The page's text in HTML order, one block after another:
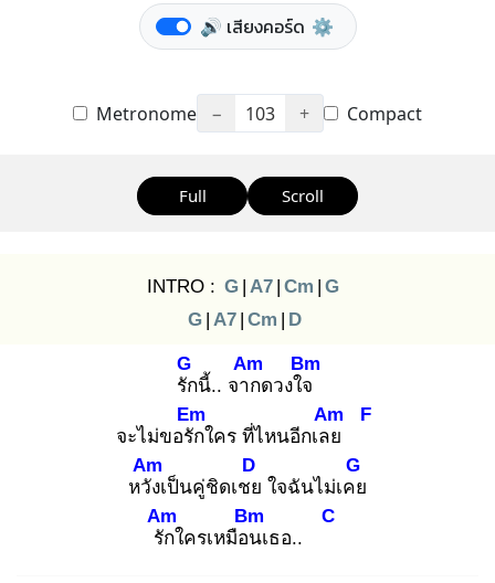
🔊 เสียงคอร์ด ⚙️
Metronome − 103 + Compact
Full Scroll
INTRO : G | A7 | Cm | G
G | A7 | Cm | D
รัก
G
นี้.. จาก
Am
ดวงใจ
Bm
จะไม่ขอรัก
Em
ใคร ที่ไหนอีกเลย
Am F
หวัง
Am
เป็นคู่ชิดเชย
D
ใจฉันไม่เคย
G
รัก
Am
ใครเหมือน
Bm
เธอ..
C